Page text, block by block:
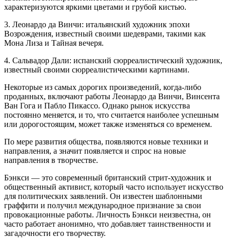
характеризуются яркими цветами и грубой кистью.
3. Леонардо да Винчи: итальянский художник эпохи
Возрождения, известный своими шедеврами, такими как
Мона Лиза и Тайная вечеря.
4. Сальвадор Дали: испанский сюрреалистический художник,
известный своими сюрреалистическими картинами.
Некоторые из самых дорогих произведений, когда-либо
проданных, включают работы Леонардо да Винчи, Винсента
Ван Гога и Пабло Пикассо. Однако рынок искусства
постоянно меняется, и то, что считается наиболее успешным
или дорогостоящим, может также изменяться со временем.
По мере развития общества, появляются новые техники и
направления, а значит появляется и спрос на новые
направления в творчестве.
Бэнкси — это современный британский стрит-художник и
общественный активист, который часто использует искусство
для политических заявлений. Он известен шаблонными
граффити и получил международное признание за свои
провокационные работы. Личность Бэнкси неизвестна, он
часто работает анонимно, что добавляет таинственности и
загадочности его творчеству.